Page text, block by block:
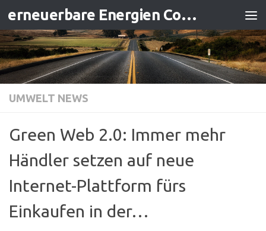
Zum Inhalt springen erneuerbare Energien Contracting
UMWELT NEWS
Green Web 2.0: Immer mehr
Händler setzen auf neue
Internet-Plattform fürs
Einkaufen in der…